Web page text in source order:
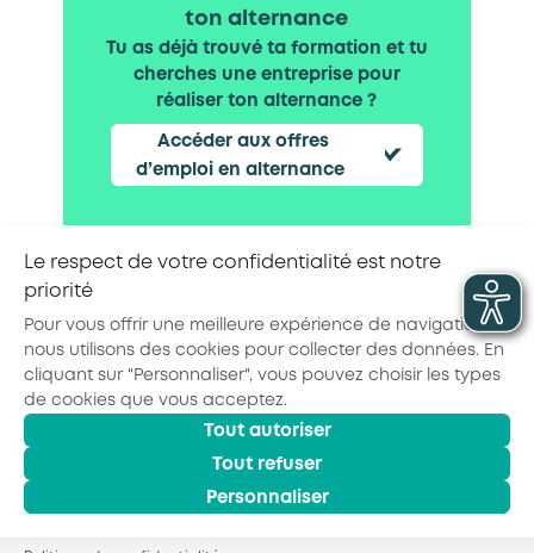
ton alternance
Tu as déjà trouvé ta formation et tu
cherches une entreprise pour
réaliser ton alternance ?
Accéder aux offres
d’emploi en alternance
© 2026 - AKTO - Tous droits réservés
Le respect de votre confidentialité est notre
priorité
Pour vous offrir une meilleure expérience de navigation,
nous utilisons des cookies pour collecter des données. En
cliquant sur "Personnaliser", vous pouvez choisir les types
de cookies que vous acceptez.
Tout autoriser
Tout refuser
Personnaliser